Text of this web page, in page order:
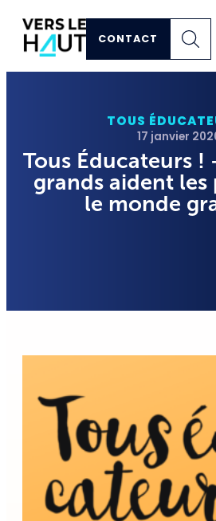
CONTACT
TOUS
17 janvier
Tous Éducateurs !
grands aident
le monde